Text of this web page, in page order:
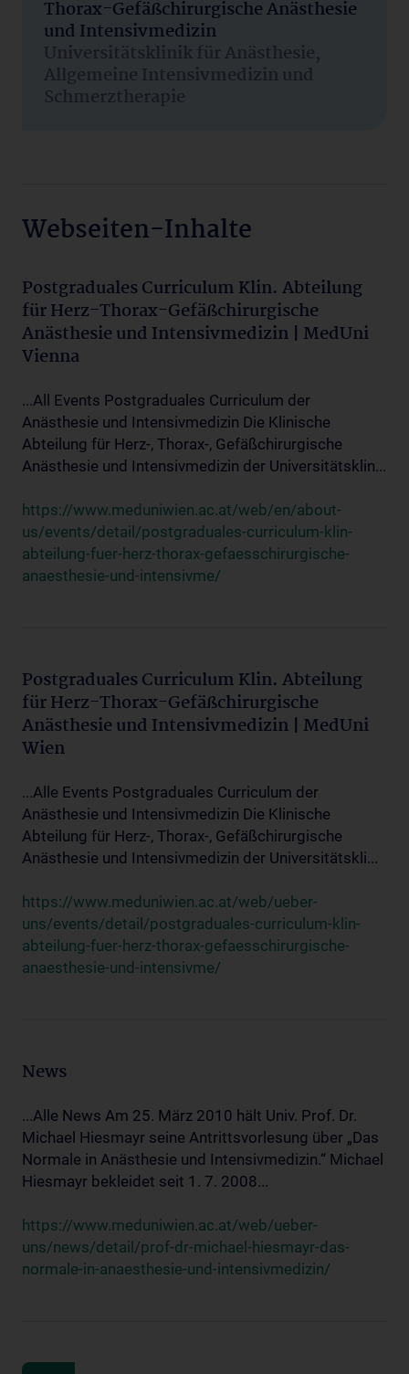
Thorax-Gefäßchirurgische Anästhesie
und Intensivmedizin
Universitätsklinik für Anästhesie,
Allgemeine Intensivmedizin und
Schmerztherapie
Webseiten-Inhalte
Postgraduales Curriculum Klin. Abteilung
für Herz-Thorax-Gefäßchirurgische
Anästhesie und Intensivmedizin | MedUni
Vienna
...All Events Postgraduales Curriculum der
Anästhesie und Intensivmedizin Die Klinische
Abteilung für Herz-, Thorax-, Gefäßchirurgische
Anästhesie und Intensivmedizin der Universitätsklin...
https://www.meduniwien.ac.at/web/en/about-
us/events/detail/postgraduales-curriculum-klin-
abteilung-fuer-herz-thorax-gefaesschirurgische-
anaesthesie-und-intensivme/
Postgraduales Curriculum Klin. Abteilung
für Herz-Thorax-Gefäßchirurgische
Anästhesie und Intensivmedizin | MedUni
Wien
...Alle Events Postgraduales Curriculum der
Anästhesie und Intensivmedizin Die Klinische
Abteilung für Herz-, Thorax-, Gefäßchirurgische
Anästhesie und Intensivmedizin der Universitätskli...
https://www.meduniwien.ac.at/web/ueber-
uns/events/detail/postgraduales-curriculum-klin-
abteilung-fuer-herz-thorax-gefaesschirurgische-
anaesthesie-und-intensivme/
News
...Alle News Am 25. März 2010 hält Univ. Prof. Dr.
Michael Hiesmayr seine Antrittsvorlesung über „Das
Normale in Anästhesie und Intensivmedizin.“ Michael
Hiesmayr bekleidet seit 1. 7. 2008...
https://www.meduniwien.ac.at/web/ueber-
uns/news/detail/prof-dr-michael-hiesmayr-das-
normale-in-anaesthesie-und-intensivmedizin/